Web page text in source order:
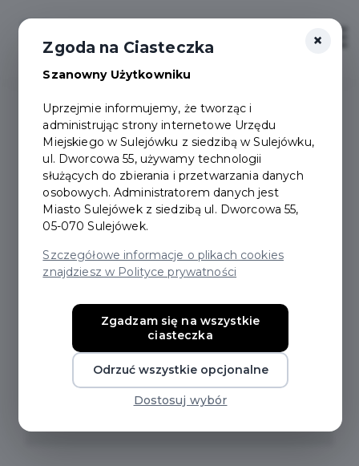
Dokumenty do pobrania
Nazwa:
×
Zgoda na Ciasteczka
Szanowny Użytkowniku
Uprzejmie informujemy, że tworząc i
administrując strony internetowe Urzędu
Miejskiego w Sulejówku z siedzibą w Sulejówku,
ul. Dworcowa 55, używamy technologii
służących do zbierania i przetwarzania danych
osobowych. Administratorem danych jest
Miasto Sulejówek z siedzibą ul. Dworcowa 55,
05-070 Sulejówek.
Szczegółowe informacje o plikach cookies
znajdziesz w Polityce prywatności
Zgadzam się na wszystkie
ciasteczka
Odrzuć wszystkie opcjonalne
Dostosuj wybór